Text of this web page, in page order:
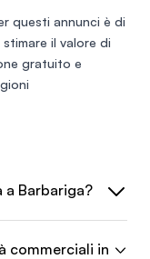
questi annunci è di
il valore di
gratuito e
Barbariga?
commerciali in